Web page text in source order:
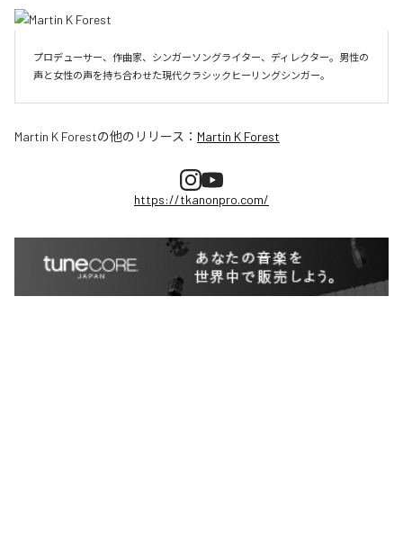
プロデューサー、作曲家、シンガーソングライター、ディレクター。男性の
声と女性の声を持ち合わせた現代クラシックヒーリングシンガー。
Martin K Forestの他のリリース： Martin K Forest
https://tkanonpro.com/